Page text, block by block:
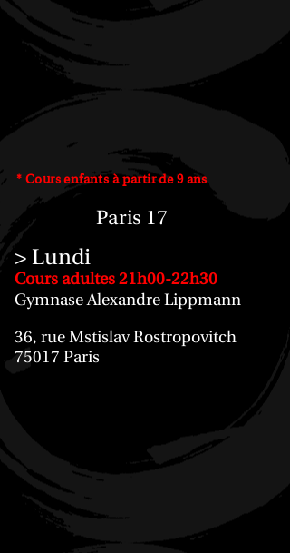
* Cours enfants à partir de 9 ans
Paris 17
> Lundi
Cours adultes 21h00-22h30
Gymnase Alexandre Lippmann
36, rue Mstislav Rostropovitch
75017 Paris